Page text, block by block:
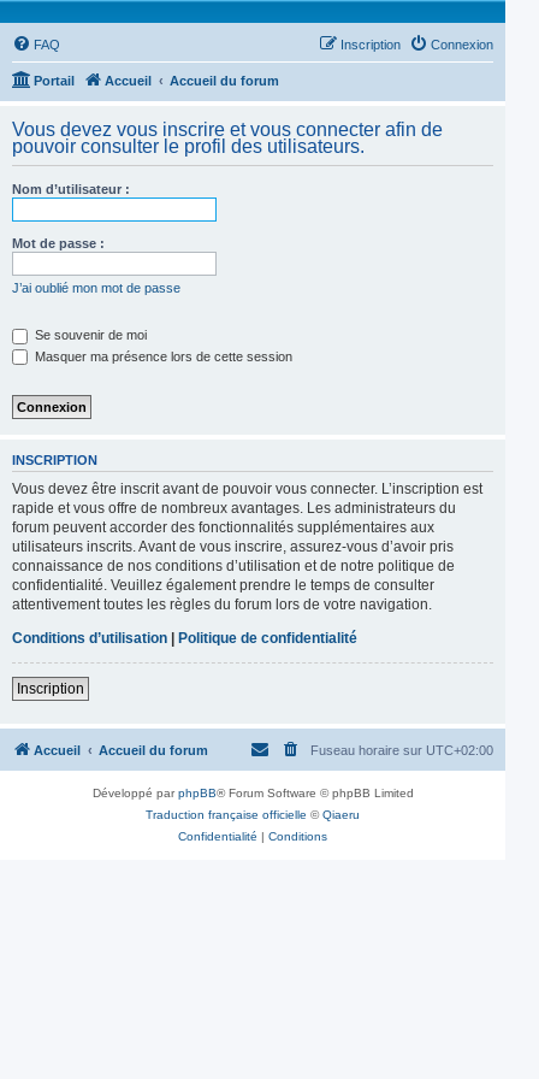
FAQ Connexion
Inscription
Portail Accueil Accueil du forum
Vous devez vous inscrire et vous connecter afin de
pouvoir consulter le profil des utilisateurs.
Nom d’utilisateur :
Mot de passe :
J’ai oublié mon mot de passe
Se souvenir de moi
Masquer ma présence lors de cette session
INSCRIPTION
Vous devez être inscrit avant de pouvoir vous connecter. L’inscription est
rapide et vous offre de nombreux avantages. Les administrateurs du
forum peuvent accorder des fonctionnalités supplémentaires aux
utilisateurs inscrits. Avant de vous inscrire, assurez-vous d’avoir pris
connaissance de nos conditions d’utilisation et de notre politique de
confidentialité. Veuillez également prendre le temps de consulter
attentivement toutes les règles du forum lors de votre navigation.
Conditions d’utilisation | Politique de confidentialité
Inscription
Accueil Accueil du forum Fuseau horaire sur UTC+02:00
Développé parphpBB® Forum Software © phpBB Limited
Traduction française officielle ©Qiaeru
Confidentialité | Conditions